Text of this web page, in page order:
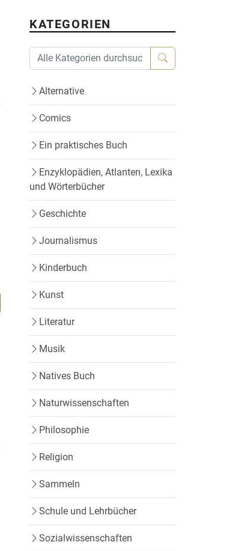
KATEGORIEN
Alternative
Comics
Ein praktisches Buch
Enzyklopädien, Atlanten, Lexika
und Wörterbücher
Geschichte
Journalismus
Kinderbuch
Kunst
Literatur
Musik
Natives Buch
Naturwissenschaften
Philosophie
Religion
Sammeln
Schule und Lehrbücher
Sozialwissenschaften